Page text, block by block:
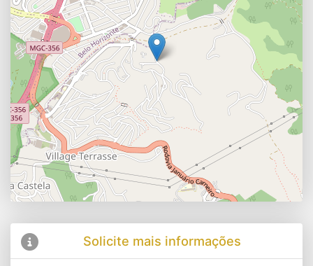
Solicite mais informações